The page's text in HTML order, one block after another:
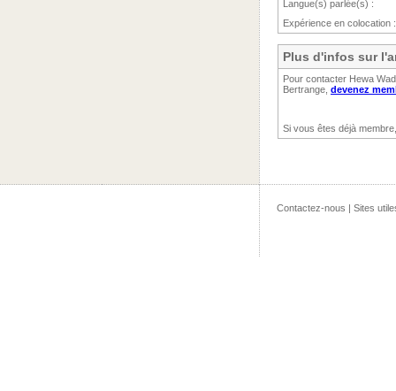
Langue(s) parlée(s) :
Expérience en colocation :
Plus d'infos sur
Pour contacter Hewa
Bertrange, devenez
Si vous êtes déjà
Contactez-nous | Sites